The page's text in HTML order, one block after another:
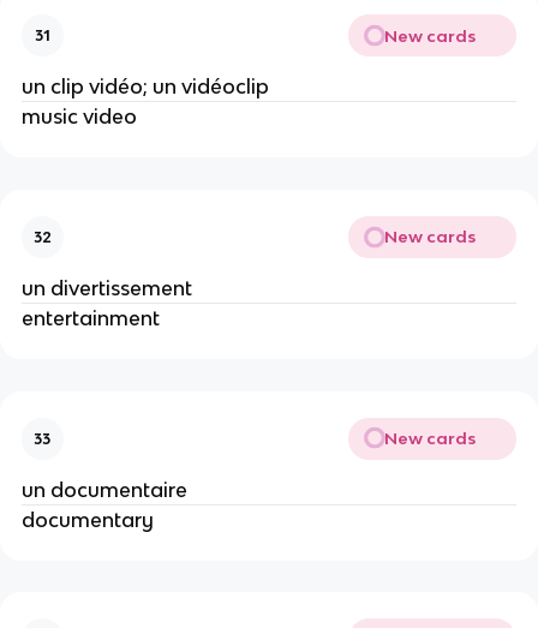
31 New cards
un clip vidéo; un vidéoclip
music video
32 New cards
un divertissement
entertainment
33 New cards
un documentaire
documentary